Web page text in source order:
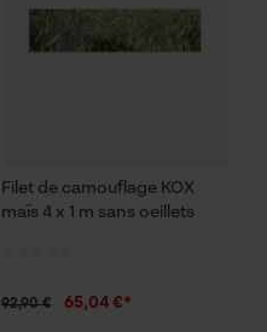
Filet de camouflage KOX
maïs 4 x 1 m sans oeillets
92,90 € 65,04 €*